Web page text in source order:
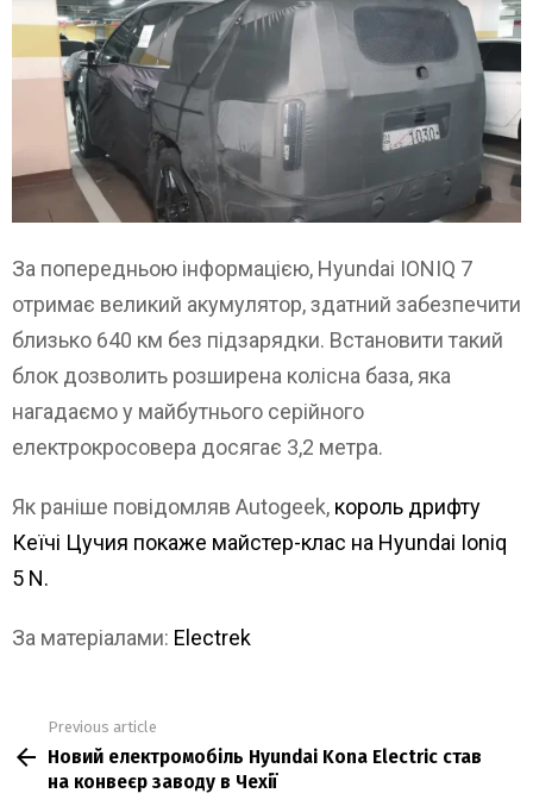
За попередньою інформацією, Hyundai IONIQ 7
отримає великий акумулятор, здатний забезпечити
близько 640 км без підзарядки. Встановити такий
блок дозволить розширена колісна база, яка
нагадаємо у майбутнього серійного
електрокросовера досягає 3,2 метра.
Як раніше повідомляв Autogeek, король дрифту
Кеїчі Цучия покаже майстер-клас на Hyundai Ioniq
5 N.
За матеріалами: Electrek
more
Previous article
Новий електромобіль Hyundai Kona Electric став
на конвеєр заводу в Чехії